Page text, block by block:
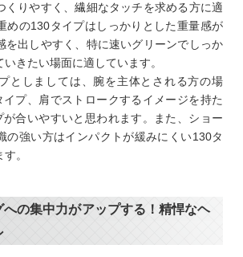
くりやすく、繊細なタッチを求める方に適
めの130タイプはしっかりとした重量感が
を出しやすく、特に速いグリーンでしっか
きたい場面に適しています。
としましては、腕を主体とされる方の場
プ、肩でストロークするイメージを持た
合いやすいと思われます。また、ショー
の強い方はインパクトが緩みにくい130タ
。
への集中力がアップする！精悍なヘ